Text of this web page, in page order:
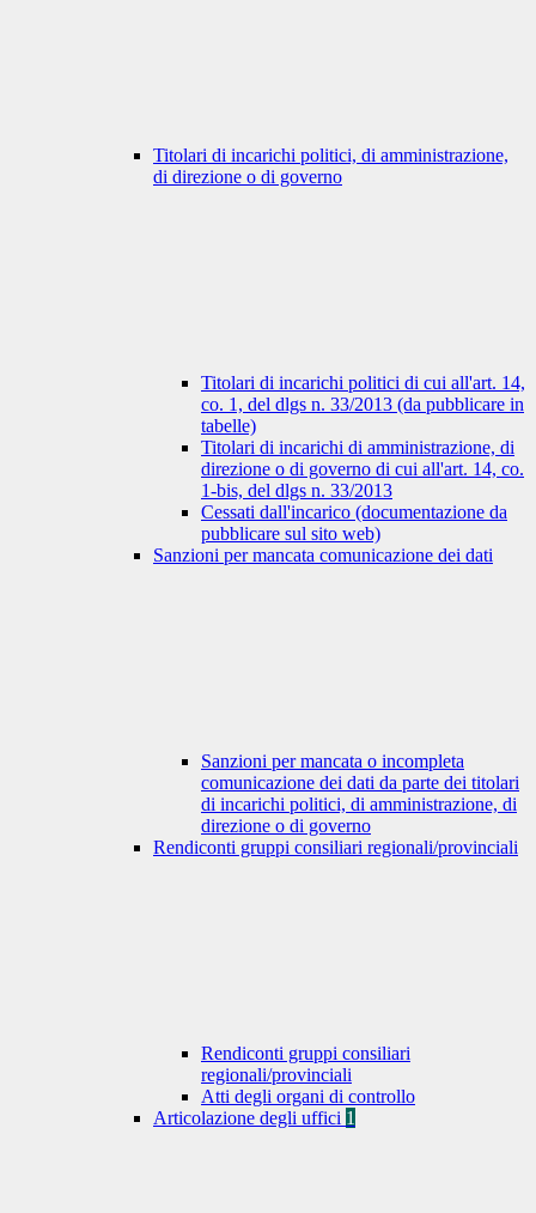
Titolari di incarichi politici, di amministrazione,
di direzione o di governo
Titolari di incarichi politici di cui all'art. 14,
co. 1, del dlgs n. 33/2013 (da pubblicare in
tabelle)
Titolari di incarichi di amministrazione, di
direzione o di governo di cui all'art. 14, co.
1-bis, del dlgs n. 33/2013
Cessati dall'incarico (documentazione da
pubblicare sul sito web)
Sanzioni per mancata comunicazione dei dati
Sanzioni per mancata o incompleta
comunicazione dei dati da parte dei titolari
di incarichi politici, di amministrazione, di
direzione o di governo
Rendiconti gruppi consiliari regionali/provinciali
Rendiconti gruppi consiliari
regionali/provinciali
Atti degli organi di controllo
Articolazione degli uffici 1